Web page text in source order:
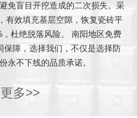
免盲目开挖造成的二次损失。采
有效填充基层空隙，恢复瓷砖平
杜绝脱落风险。 南阳地区免费
保障，选择我们，不仅是选择防
永不下线的品质承诺。
多>>